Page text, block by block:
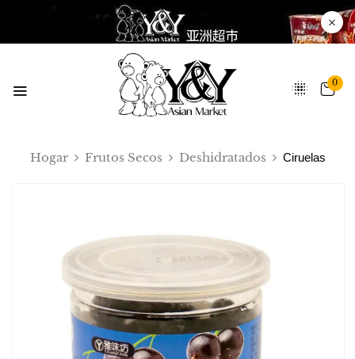
0
Hogar Frutos Secos Deshidratados Ciruelas